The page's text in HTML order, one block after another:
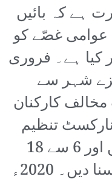
ہے کہ بائیں
عوامی غصّے کو
کیا ہے۔ فروری
شہر سے
کارکنان
تنظیم
”نیٹورک“ سے وابستہ ہیں اور 6 سے 18
سال تک قید کی سزائیں سنا دیں۔ 2020ء